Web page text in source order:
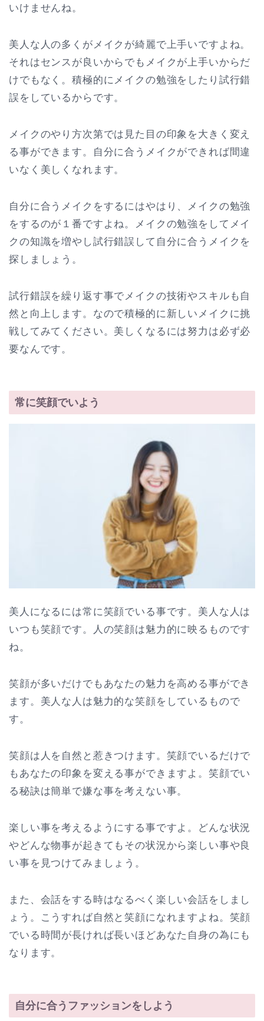
いけませんね。
美人な人の多くがメイクが綺麗で上手いですよね。
それはセンスが良いからでもメイクが上手いからだ
けでもなく。積極的にメイクの勉強をしたり試行錯
誤をしているからです。
メイクのやり方次第では見た目の印象を大きく変え
る事ができます。自分に合うメイクができれば間違
いなく美しくなれます。
自分に合うメイクをするにはやはり、メイクの勉強
をするのが１番ですよね。メイクの勉強をしてメイ
クの知識を増やし試行錯誤して自分に合うメイクを
探しましょう。
試行錯誤を繰り返す事でメイクの技術やスキルも自
然と向上します。なので積極的に新しいメイクに挑
戦してみてください。美しくなるには努力は必ず必
要なんです。
常に笑顔でいよう
美人になるには常に笑顔でいる事です。美人な人は
いつも笑顔です。人の笑顔は魅力的に映るものです
ね。
笑顔が多いだけでもあなたの魅力を高める事ができ
ます。美人な人は魅力的な笑顔をしているもので
す。
笑顔は人を自然と惹きつけます。笑顔でいるだけで
もあなたの印象を変える事ができますよ。笑顔でい
る秘訣は簡単で嫌な事を考えない事。
楽しい事を考えるようにする事ですよ。どんな状況
やどんな物事が起きてもその状況から楽しい事や良
い事を見つけてみましょう。
また、会話をする時はなるべく楽しい会話をしまし
ょう。こうすれば自然と笑顔になれますよね。笑顔
でいる時間が長ければ長いほどあなた自身の為にも
なります。
自分に合うファッションをしよう